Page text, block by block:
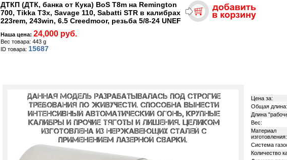
ДТКП (ДТК, банка от Кука) BoS T8m на Remington
700, Tikka T3x, Savage 110, Sabatti STR в калибрах
223rem, 243win, 6.5 Creedmoor, резьба 5/8-24 UNEF
Наша цена: 24,000 руб.
Вес товара: 443 g
ID товара: 15687
Цена за:
Общая длина:
Длина
Вес:
Материал
изготовления:
Система
Количество